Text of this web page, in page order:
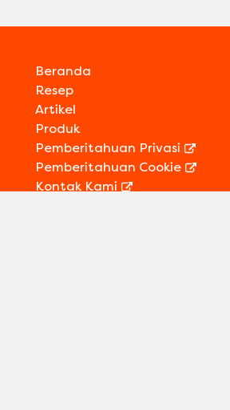
Beranda
Resep
Artikel
Produk
Pemberitahuan Privasi
Pemberitahuan Cookie
Preferensi Cookie